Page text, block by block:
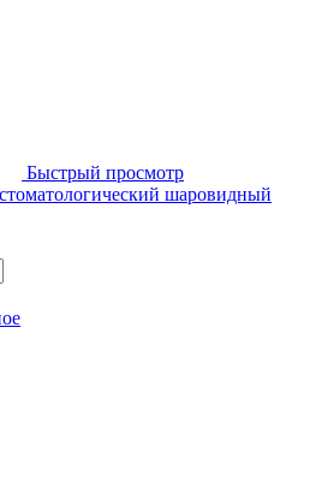
Быстрый просмотр
шаровидный